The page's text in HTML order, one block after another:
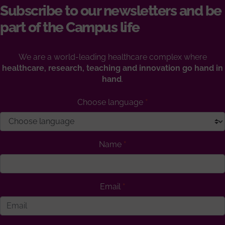
Subscribe to our newsletters and be
part of the Campus life
We are a world-leading healthcare complex where
healthcare, research, teaching and innovation go hand in
hand.
Choose language
Name
Email